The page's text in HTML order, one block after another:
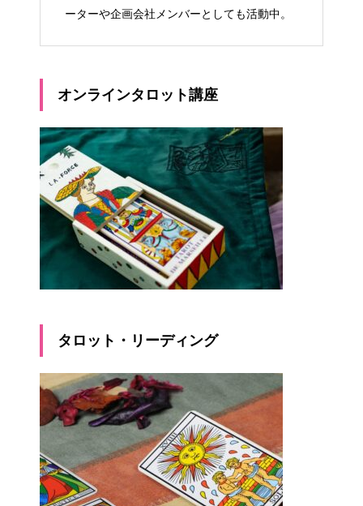
ーターや企画会社メンバーとしても活動中。
オンラインタロット講座
タロット・リーディング